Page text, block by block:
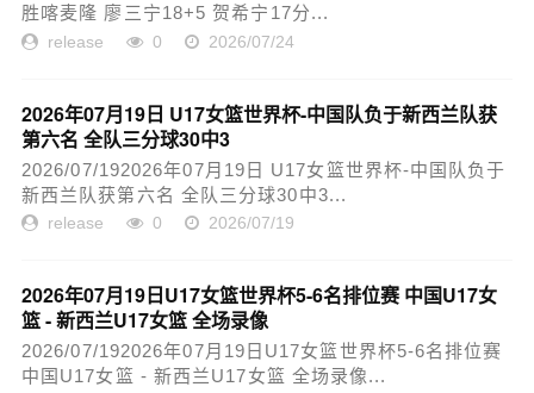
胜喀麦隆 廖三宁18+5 贺希宁17分...
release 0 2026/07/24
2026年07月19日 U17女篮世界杯-中国队负于新西兰队获
第六名 全队三分球30中3
2026/07/192026年07月19日 U17女篮世界杯-中国队负于
新西兰队获第六名 全队三分球30中3...
release 0 2026/07/19
2026年07月19日U17女篮世界杯5-6名排位赛 中国U17女
篮 - 新西兰U17女篮 全场录像
2026/07/192026年07月19日U17女篮世界杯5-6名排位赛
中国U17女篮 - 新西兰U17女篮 全场录像...